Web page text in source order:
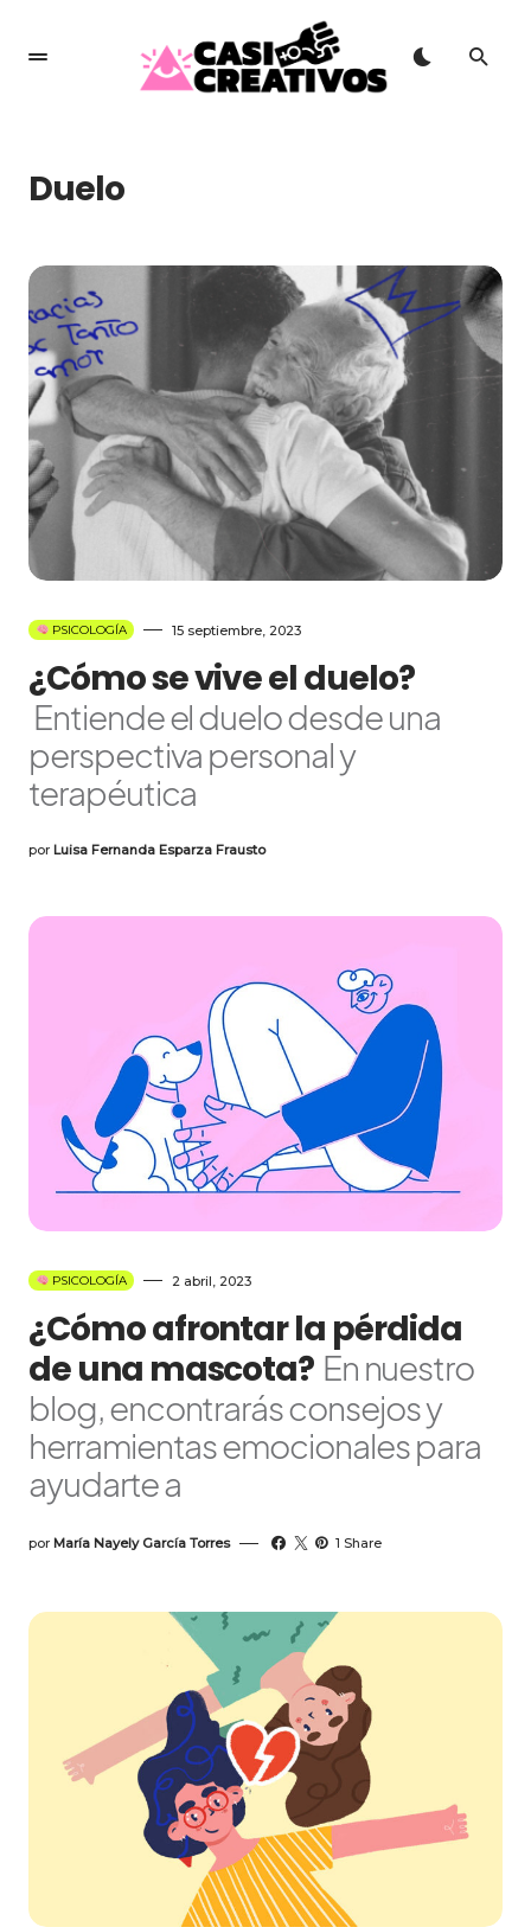
Duelo
PSICOLOGÍA 15 septiembre, 2023
¿Cómo se vive el duelo?
Entiende el duelo desde una
perspectiva personal y
terapéutica
por Luisa Fernanda Esparza Frausto
PSICOLOGÍA 2 abril, 2023
¿Cómo afrontar la pérdida
de una mascota? En nuestro
blog, encontrarás consejos y
herramientas emocionales para
ayudarte a
por María Nayely García Torres 1 Share